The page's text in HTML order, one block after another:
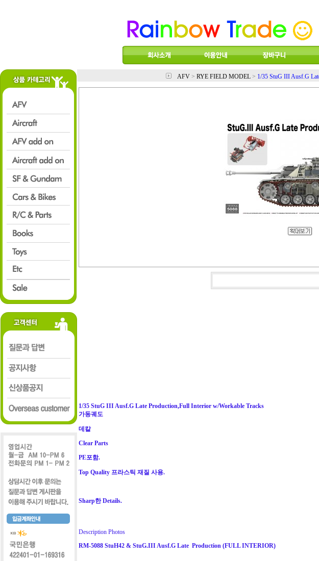
AFV > RYE FIELD MODEL > 1/35 StuG III Ausf.G
1/35 StuG III Ausf.G Late Production,Full Interior w/Workable Tracks
가동궤도
데칼
Clear Parts
PE포함.
Top Quality 프라스틱 재질 사용.
Sharp한 Details.
Description Photos
RM-5088 StuH42 & StuG.III Ausf.G Late Production (FULL INTERIOR)